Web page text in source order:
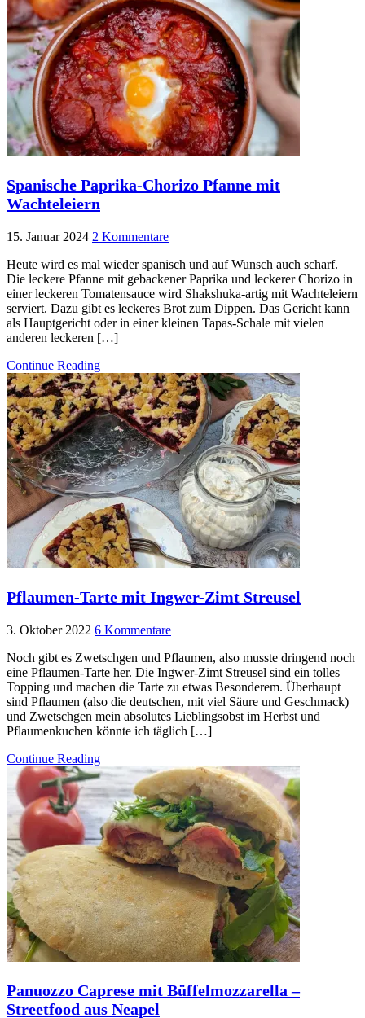
Spanische Paprika-Chorizo Pfanne mit
Wachteleiern
15. Januar 2024 2 Kommentare
Heute wird es mal wieder spanisch und auf Wunsch auch scharf.
Die leckere Pfanne mit gebackener Paprika und leckerer Chorizo in
einer leckeren Tomatensauce wird Shakshuka-artig mit Wachteleiern
serviert. Dazu gibt es leckeres Brot zum Dippen. Das Gericht kann
als Hauptgericht oder in einer kleinen Tapas-Schale mit vielen
anderen leckeren […]
Continue Reading
Pflaumen-Tarte mit Ingwer-Zimt Streusel
3. Oktober 2022 6 Kommentare
Noch gibt es Zwetschgen und Pflaumen, also musste dringend noch
eine Pflaumen-Tarte her. Die Ingwer-Zimt Streusel sind ein tolles
Topping und machen die Tarte zu etwas Besonderem. Überhaupt
sind Pflaumen (also die deutschen, mit viel Säure und Geschmack)
und Zwetschgen mein absolutes Lieblingsobst im Herbst und
Pflaumenkuchen könnte ich täglich […]
Continue Reading
Panuozzo Caprese mit Büffelmozzarella –
Streetfood aus Neapel